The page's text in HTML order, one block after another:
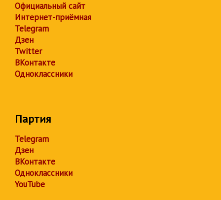
Официальный сайт
Интернет-приёмная
Telegram
Дзен
Twitter
ВКонтакте
Одноклассники
Партия
Telegram
Дзен
ВКонтакте
Одноклассники
YouTube